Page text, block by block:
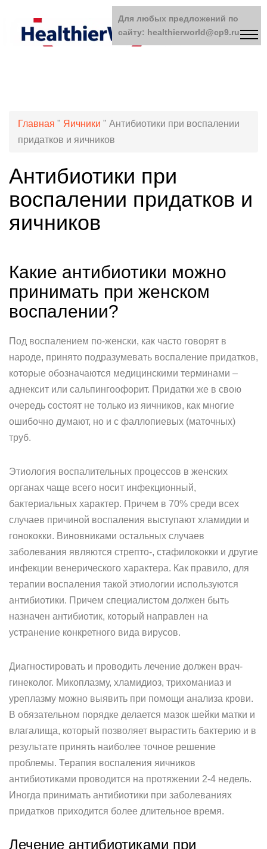
Главная " Яичники " Антибиотики при воспалении
придатков и яичников
Антибиотики при
воспалении придатков и
яичников
Какие антибиотики можно
принимать при женском
воспалении?
Под воспалением по-женски, как часто говорят в
народе, принято подразумевать воспаление придатков,
которые обозначаются медицинскими терминами –
аднексит или сальпингоофорит. Придатки же в свою
очередь состоят не только из яичников, как многие
ошибочно думают, но и с фаллопиевых (маточных)
труб.
Этиология воспалительных процессов в женских
органах чаще всего носит инфекционный,
бактериальных характер. Причем в 70% среди всех
случаев причиной воспаления выступают хламидии и
гонококки. Виновниками остальных случаев
заболевания являются стрепто-, стафилококки и другие
инфекции венерического характера. Как правило, для
терапии воспаления такой этиологии используются
антибиотики. Причем специалистом должен быть
назначен антибиотик, который направлен на
устранение конкретного вида вирусов.
Диагностировать и проводить лечение должен врач-
гинеколог. Микоплазму, хламидиоз, трихоманиаз и
уреплазму можно выявить при помощи анализа крови.
В обязательном порядке делается мазок шейки матки и
влагалища, который позволяет вырастить бактерию и в
результате принять наиболее точное решение
проблемы. Терапия воспаления яичников
антибиотиками проводится на протяжении 2-4 недель.
Иногда принимать антибиотики при заболеваниях
придатков приходится более длительное время.
Лечение антибиотиками при
Для любых предложений по
сайту: healthierworld@cp9.ru